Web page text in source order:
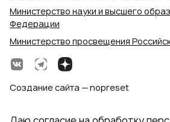
Министерство науки и высшего
Федерации
Министерство просвещения
Создание сайта — nopreset